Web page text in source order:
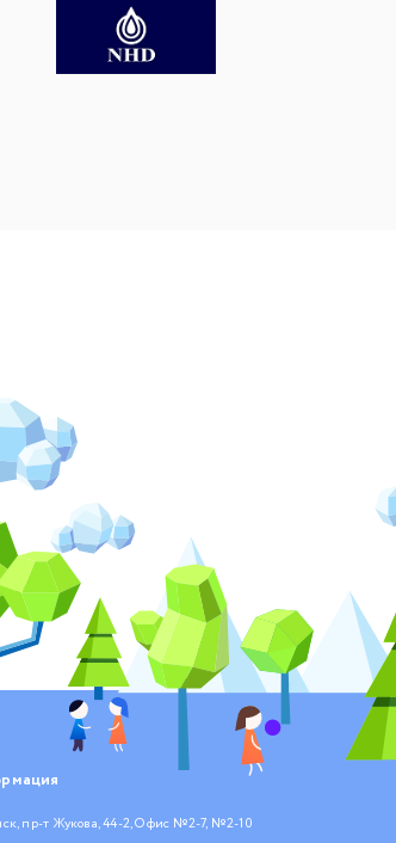
пр-т Жукова, 44-2, Офис №2-7, №2-10